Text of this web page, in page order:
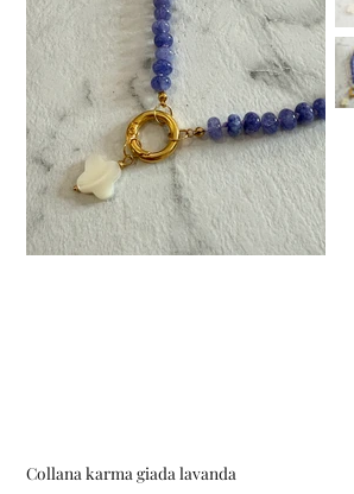
Collana karma giada lavanda